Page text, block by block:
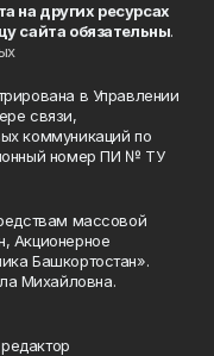
на других ресурсах
сайта обязательны.
в Управлении
связи,
коммуникаций по
номер ПИ № ТУ
массовой
Акционерное
Башкортостан».
Михайловна.